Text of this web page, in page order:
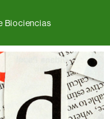
Biociencias